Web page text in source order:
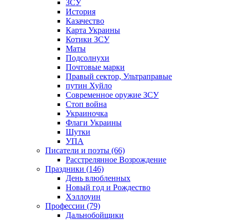
ЗСУ
История
Казачество
Карта Украины
Котики ЗСУ
Маты
Подсолнухи
Почтовые марки
Правый сектор, Ультраправые
путин Хуйло
Современное оружие ЗСУ
Стоп война
Украиночка
Флаги Украины
Шутки
УПА
Писатели и поэты (66)
Расстрелянное Возрождение
Праздники (146)
День влюбленных
Новый год и Рождество
Хэллоуин
Профессии (79)
Дальнобойщики